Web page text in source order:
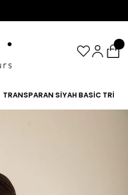
TRANSPARAN SIYAH BASIC TRIKO